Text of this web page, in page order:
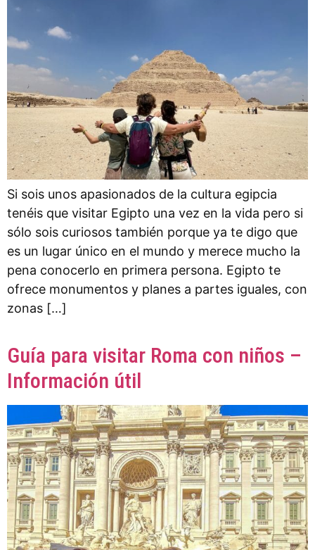
Si sois unos apasionados de la cultura egipcia
tenéis que visitar Egipto una vez en la vida pero si
sólo sois curiosos también porque ya te digo que
es un lugar único en el mundo y merece mucho la
pena conocerlo en primera persona. Egipto te
ofrece monumentos y planes a partes iguales, con
zonas […]
Guía para visitar Roma con niños –
Información útil